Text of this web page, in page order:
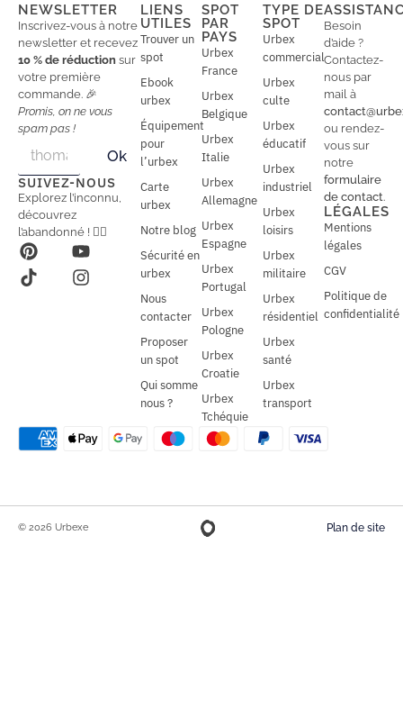
NEWSLETTER
Inscrivez-vous à notre
newsletter et recevez
10 % de réduction sur
votre première
commande. 🎉
Promis, on ne vous
spam pas !
a
i
l
a
i
l
*
Ok
SUIVEZ-NOUS
Explorez l’inconnu,
découvrez
l’abandonné ! 🕵️‍♂️
LIENS
UTILES
Trouver un
spot
Ebook
urbex
Équipement
pour
l’urbex
Carte
urbex
Notre blog
Sécurité en
urbex
Nous
contacter
Proposer
un spot
Qui somme
nous ?
SPOT
PAR
PAYS
Urbex
France
Urbex
Belgique
Urbex
Italie
Urbex
Allemagne
Urbex
Espagne
Urbex
Portugal
Urbex
Pologne
Urbex
Croatie
Urbex
Tchéquie
TYPE DE
SPOT
Urbex
commercial
Urbex
culte
Urbex
éducatif
Urbex
industriel
Urbex
loisirs
Urbex
militaire
Urbex
résidentiel
Urbex
santé
Urbex
transport
Besoin
d’aide ?
Contactez-
nous par
mail à
ou rendez-
vous sur
notre
formulaire
de contact.
LÉGALES
Mentions
légales
CGV
Politique de
confidentialité
© 2026 Urbexe Plan de site